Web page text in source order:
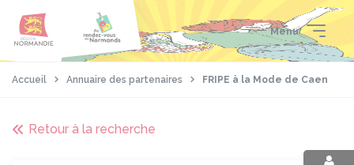
contenu
pied
Menu
Accueil Annuaire des partenaires FRIPE à la Mode de Caen
Retour à la recherche
Panneau de gestion des cookies